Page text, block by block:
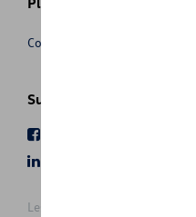
Conditions de vente
Suivez nous
Les prix affichés sur le présent